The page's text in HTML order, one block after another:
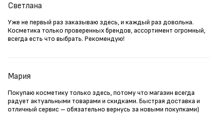
Светлана
Уже не первый раз заказываю здесь, и каждый раз довольна.
Косметика только проверенных брендов, ассортимент огромный,
всегда есть что выбрать. Рекомендую!
Мария
Покупаю косметику только здесь, потому что магазин всегда
радует актуальными товарами и скидками. Быстрая доставка и
отличный сервис – обязательно вернусь за новыми покупками)